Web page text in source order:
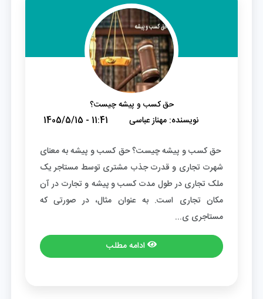
حق کسب و پیشه چیست؟
1405/5/15 - 11:41 نویسنده: مهناز عباسی
حق کسب و پیشه چیست؟ حق کسب و پیشه به معنای
شهرت تجاری و قدرت جذب مشتری توسط مستاجر یک
ملک تجاری در طول مدت کسب و پیشه و تجارت در آن
مکان تجاری است. به عنوان مثال، در صورتی که
مستاجری ی...
ادامه مطلب